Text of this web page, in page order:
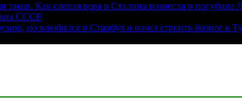
Как слепая вера в Сталина вознесла и погубила
СССР
но влюбился в Стамбул и начал строить бизнес в